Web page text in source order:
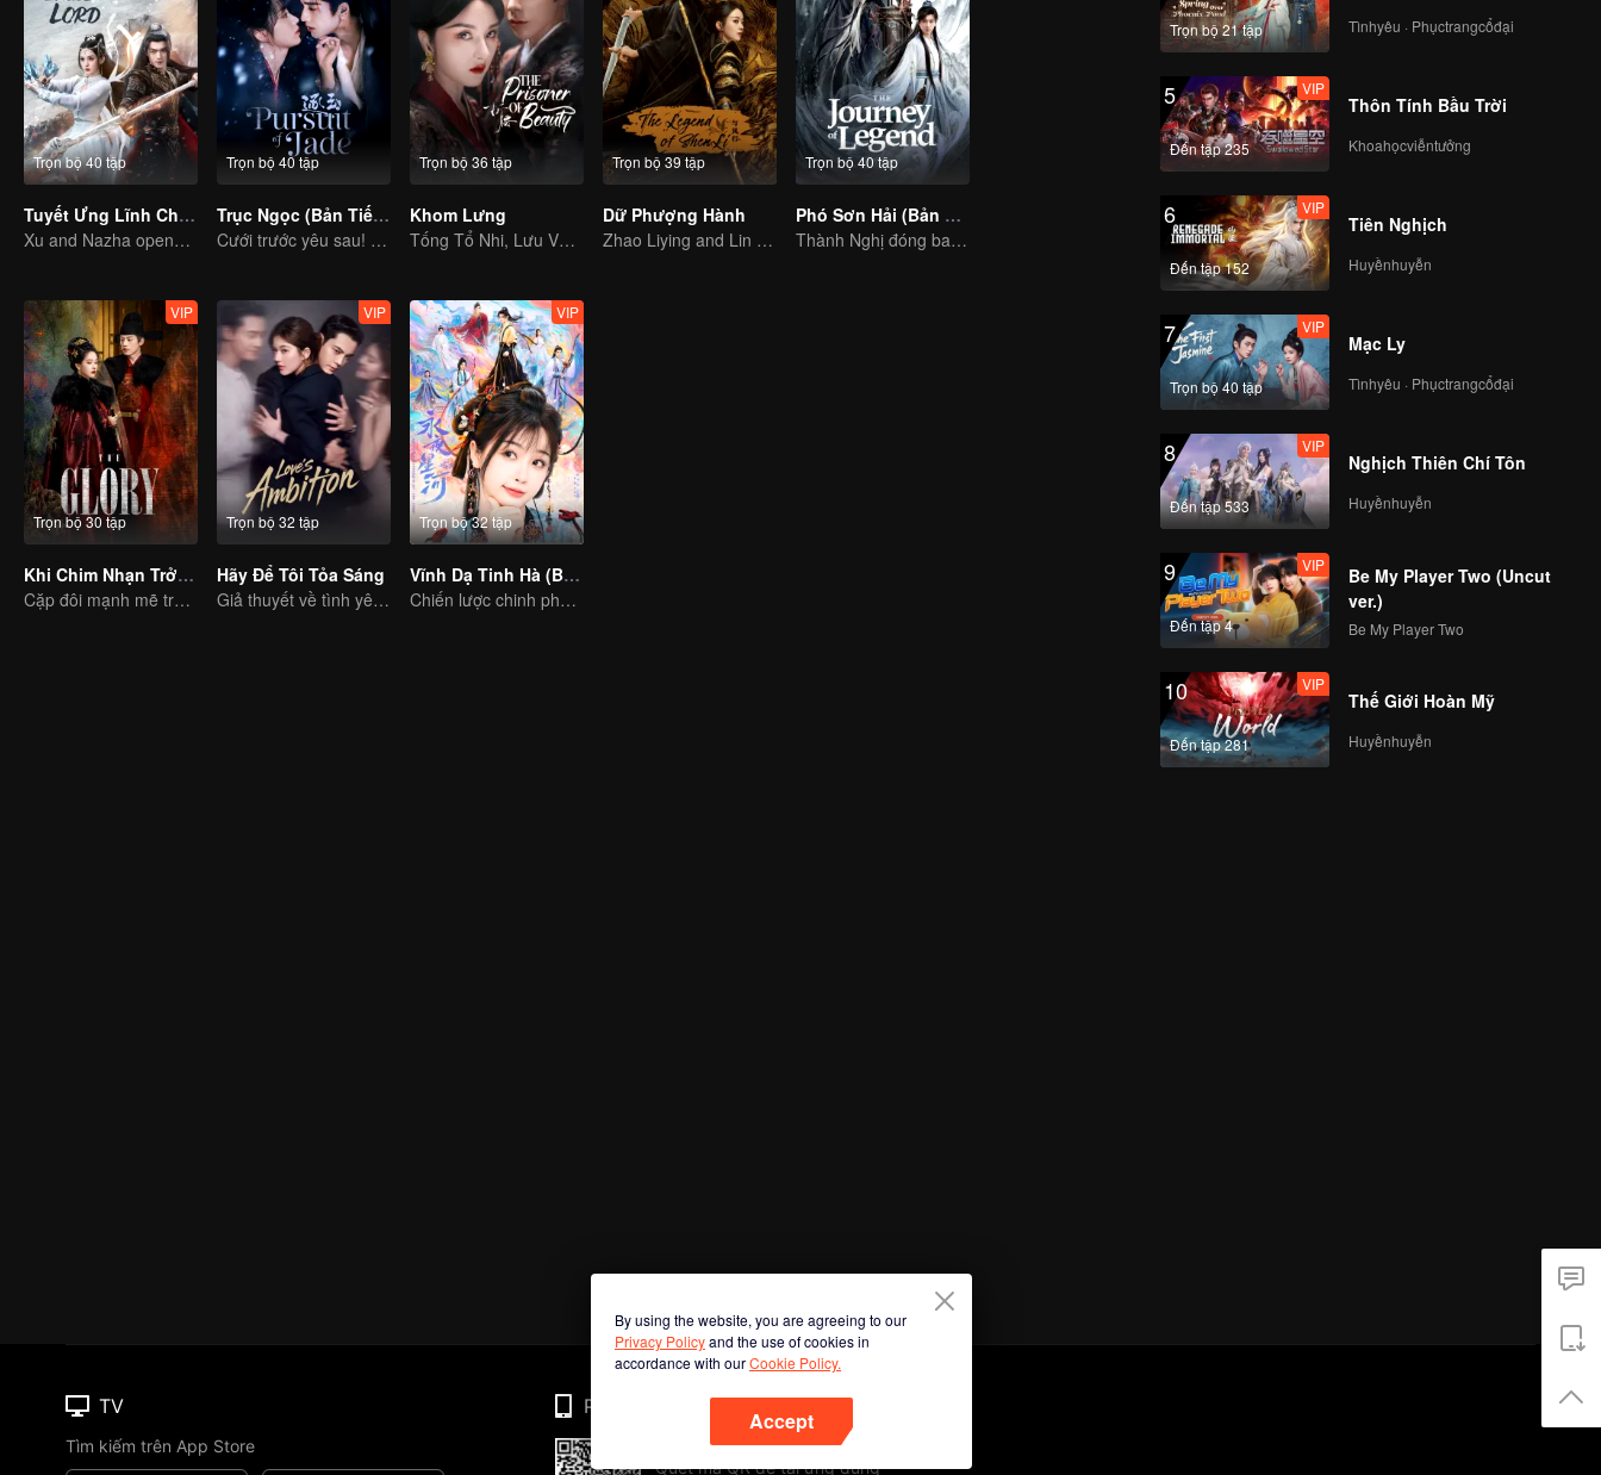
Trọn bộ 40 tập
Tuyết Ưng Lĩnh Chủ (Bản Tiếng Anh)
Xu and Nazha opens the world of hot-blooded transcendence
Trọn bộ 40 tập
Trục Ngọc (Bản Tiếng Anh)
Cưới trước yêu sau! Chân tình giữa binh đao khói lửa
Trọn bộ 36 tập
Khom Lưng
Tống Tổ Nhi, Lưu Vũ Ninh: Tình thù thế tộc truyền kiếp
Trọn bộ 39 tập
Dữ Phượng Hành
Zhao Liying and Lin Gengxin Cooperate Again
Trọn bộ 40 tập
Phó Sơn Hải (Bản Tiếng Anh)
Thành Nghị đóng ba vai, nhiệt huyết phá đảo giang hồ
Trọn bộ 30 tập
VIP
Khi Chim Nhạn Trở Về (Bản Tiếng Anh)
Cặp đôi mạnh mẽ trêu đùa lẫn nhau, bắt tay phá giải cục diện
Trọn bộ 32 tập
VIP
Hãy Để Tôi Tỏa Sáng
Giả thuyết về tình yêu đích thực của Triệu Lộ Tư và Trần Vỹ Đình
Trọn bộ 32 tập
VIP
Vĩnh Dạ Tinh Hà (Bản Tiếng Anh)
Chiến lược chinh phục kẻ nham hiểm, tâm lý bất ổn của thiếu nữ tinh nghịch
Trọn bộ 21 tập Tìnhyêu · Phụctrangcổđại
5
Đến tập 235
VIP
Thôn Tính Bầu Trời
Khoahọcviễntưởng
6
Đến tập 152
VIP
Tiên Nghịch
Huyềnhuyễn
7
Trọn bộ 40 tập
VIP
Mạc Ly
Tìnhyêu · Phụctrangcổđại
8
Đến tập 533
VIP
Nghịch Thiên Chí Tôn
Huyềnhuyễn
9
Đến tập 4
VIP
Be My Player Two (Uncut
ver.)
Be My Player Two
10
Đến tập 281
VIP
Thế Giới Hoàn Mỹ
Huyềnhuyễn
By using the website, you are agreeing to our
Privacy Policyand the use of cookies in
accordance with ourCookie Policy.
Accept
TV
Tìm kiếm trên App Store
Phone
Quét mã QR để tải ứng dụng